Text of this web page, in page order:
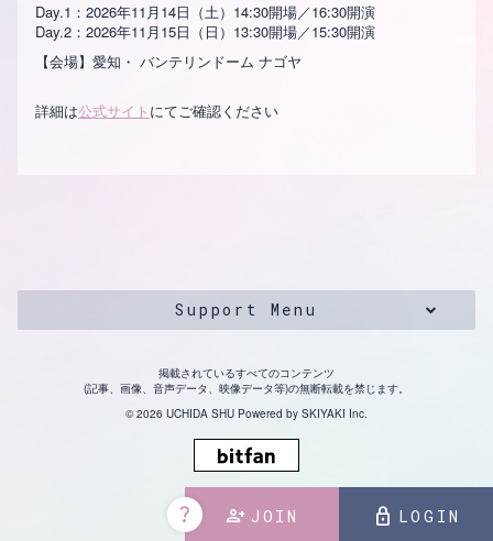
person_add JOIN lock LOGIN
question_mark
Day.1：2026年11月14日（土）14:30開場／16:30開演
Day.2：2026年11月15日（日）13:30開場／15:30開演
【会場】愛知・ バンテリンドーム ナゴヤ
詳細は公式サイト にてご確認ください
Support Menu
掲載されているすべてのコンテンツ
(記事、画像、音声データ、映像データ等)の無断転載を禁じます。
© 2026 UCHIDA SHU Powered by SKIYAKI Inc.